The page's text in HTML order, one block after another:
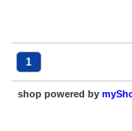
1
shop powered by